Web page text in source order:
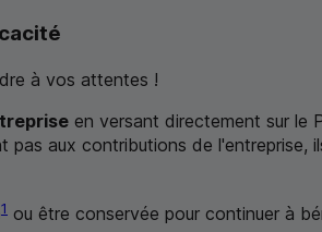
à vos attentes !
en versant directement sur le
aux contributions de l'entreprise,
1 ou être conservée pour continuer à